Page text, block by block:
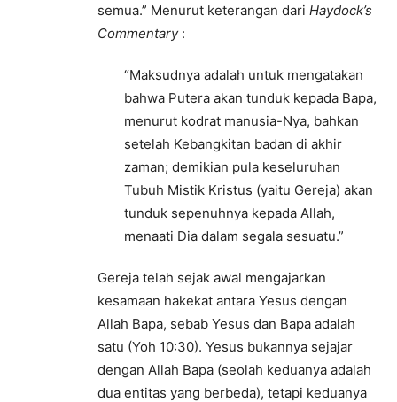
semua.” Menurut keterangan dari Haydock’s
Commentary:
“Maksudnya adalah untuk mengatakan
bahwa Putera akan tunduk kepada Bapa,
menurut kodrat manusia-Nya, bahkan
setelah Kebangkitan badan di akhir
zaman; demikian pula keseluruhan
Tubuh Mistik Kristus (yaitu Gereja) akan
tunduk sepenuhnya kepada Allah,
menaati Dia dalam segala sesuatu.”
Gereja telah sejak awal mengajarkan
kesamaan hakekat antara Yesus dengan
Allah Bapa, sebab Yesus dan Bapa adalah
satu (Yoh 10:30). Yesus bukannya sejajar
dengan Allah Bapa (seolah keduanya adalah
dua entitas yang berbeda), tetapi keduanya